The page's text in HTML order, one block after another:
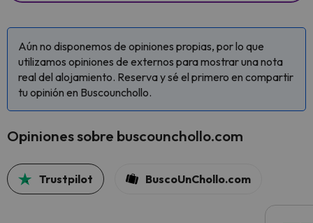
Aún no disponemos de opiniones propias, por lo que
utilizamos opiniones de externos para mostrar una nota
real del alojamiento. Reserva y sé el primero en compartir
tu opinión en Buscounchollo.
Opiniones sobre buscounchollo.com
Trustpilot BuscoUnChollo.com